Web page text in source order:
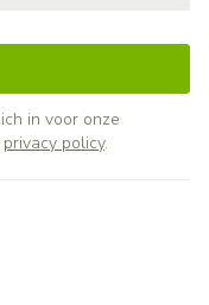
in voor onze
privacy policy.